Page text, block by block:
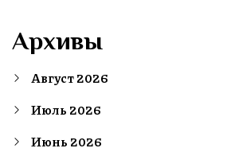
Архивы
Август 2026
Июль 2026
Июнь 2026